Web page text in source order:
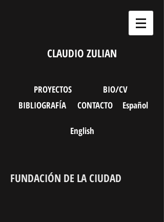
CLAUDIO ZULIAN
PROYECTOS
BIO/CV
BIBLIOGRAFÍA
CONTACTO Español
English
FUNDACIÓN DE LA CIUDAD